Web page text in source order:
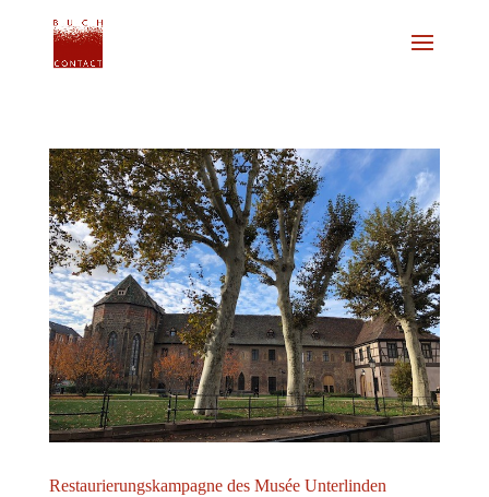
Restaurierungskampagne des Musée Unterlinden